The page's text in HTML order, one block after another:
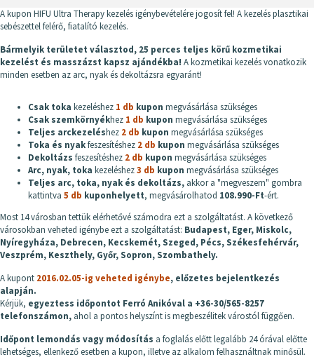
A kupon HIFU Ultra Therapy kezelés igénybevételére jogosít fel! A kezelés plasztikai
sebészettel felérő, fiatalító kezelés.
Bármelyik területet választod, 25 perces teljes körű kozmetikai
kezelést és masszázst kapsz ajándékba! A kozmetikai kezelés vonatkozik
minden esetben az arc, nyak és dekoltázsra egyaránt!
Csak toka kezeléshez 1 db kupon megvásárlása szükséges
Csak szemkörnyékhez 1 db kupon megvásárlása szükséges
Teljes arckezeléshez 2 db kupon megvásárlása szükséges
Toka és nyakfeszesítéshez 2 db kupon megvásárlása szükséges
Dekoltázs feszesítéshez 2 db kupon megvásárlása szükséges
Arc, nyak, toka kezeléshez3 db kupon megvásárlása szükséges
Teljes arc, toka, nyak és dekoltázs, akkor a "megveszem" gombra
kattintva 5 db kuponhelyett, megvásárolhatod 108.990-Ft-ért.
Most 14 városban tettük elérhetővé számodra ezt a szolgáltatást. A következő
városokban veheted igénybe ezt a szolgáltatást: Budapest, Eger, Miskolc,
Nyíregyháza, Debrecen, Kecskemét, Szeged, Pécs, Székesfehérvár,
Veszprém, Keszthely, Győr, Sopron, Szombathely.
A kupont 2016.02.05-ig veheted igénybe, előzetes bejelentkezés
alapján.
Kérjük, egyeztess időpontot Ferró Anikóval a +36-30/565-8257
telefonszámon, ahol a pontos helyszínt is megbeszélitek várostól függően.
Időpont lemondás vagy módosítás a foglalás előtt legalább 24 órával előtte
lehetséges, ellenkező esetben a kupon, illetve az alkalom felhasználtnak minősül.